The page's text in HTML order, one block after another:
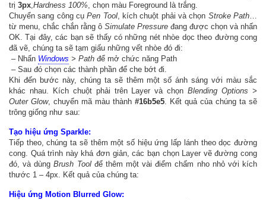
trị 3px,Hardness 100%, chọn màu Foreground là trắng.
Chuyển sang công cụPen Tool, kích chuột phải và chọn Stroke Path…
từ menu, chắc chắn rằng ô Simulate Pressure đang được chọn và nhấn
OK. Tại đây, các bạn sẽ thấy có những nét nhòe dọc theo đường cong
đã vẽ, chúng ta sẽ tạm giấu những vết nhòe đó đi:
– Nhấn Windows > Path để mở chức năng Path
– Sau đó chọn các thành phần để che bớt đi.
Khi đến bước này, chúng ta sẽ thêm một số ánh sáng với màu sắc
khác nhau. Kích chuột phải trên Layer và chọnBlending Options >
Outer Glow, chuyển mã màu thành #16b5e5. Kết quả của chúng ta sẽ
trông giống như sau:
Tạo hiệu ứng Sparkle:
Tiếp theo, chúng ta sẽ thêm một số hiệu ứng lấp lánh theo dọc đường
cong. Quá trình này khá đơn giản, các bạn chọn Layer vẽ đường cong
đó, và dùngBrush Toolđể thêm một vài điểm chấm nho nhỏ với kích
thước 1 – 4px. Kết quả của chúng ta:
Hiệu ứng Motion Blurred Glow: